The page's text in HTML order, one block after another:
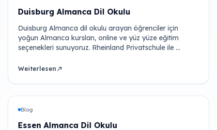
Duisburg Almanca Dil Okulu
Duisburg Almanca dil okulu arayan öğrenciler için
yoğun Almanca kursları, online ve yüz yüze eğitim
seçenekleri sunuyoruz. Rheinland Privatschule ile …
Weiterlesennorth_east
Blog
Essen Almanca Dil Okulu